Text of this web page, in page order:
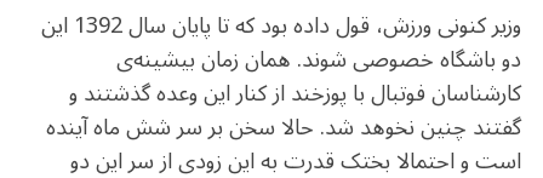
وزیر کنونی ورزش، قول داده بود که تا پایان سال 1392 این
دو باشگاه خصوصی شوند. همان زمان بیشینه‌‎ی
کارشناسان فوتبال با پوزخند از کنار این وعده گذشتند و
گفتند چنین نخوهد شد. حالا سخن بر سر شش ماه آینده
است و احتمالا بختک قدرت به این زودی از سر این دو